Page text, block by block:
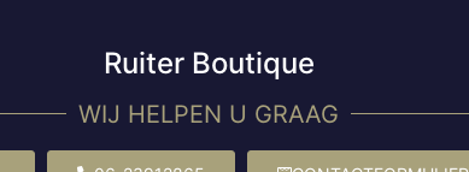
Ruiter Boutique
WIJ HELPEN U GRAAG